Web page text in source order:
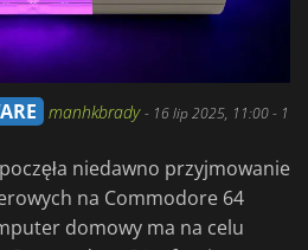
manhkbrady- 16 lip 2025, 11:00- 1
niedawno przyjmowanie
na Commodore 64
domowy ma na celu